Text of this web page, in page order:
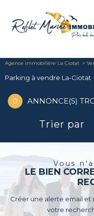
Agence immobilière La Ciotat
Parking à vendre La-Ciotat
0 ANNONCE(S)
Trier par
Vous
LE BIEN
Créer une alerte email
votre